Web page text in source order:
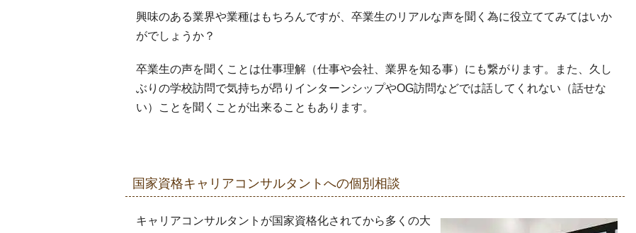
興味のある業界や業種はもちろんですが、卒業生のリアルな声を聞く為に役立ててみてはいか
がでしょうか？
卒業生の声を聞くことは仕事理解（仕事や会社、業界を知る事）にも繋がります。また、久し
ぶりの学校訪問で気持ちが昂りインターンシップやOG訪問などでは話してくれない（話せな
い）ことを聞くことが出来ることもあります。
国家資格キャリアコンサルタントへの個別相談
キャリアコンサルタントが国家資格化されてから多くの大